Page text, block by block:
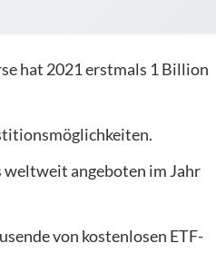
hat 2021 erstmals 1 Billion
weltweit angeboten im Jahr
von kostenlosen ETF-